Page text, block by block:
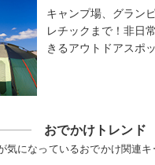
キャンプ場、グラン
レチックまで！非日
きるアウトドアスポ
おでかけトレンド
気になっているおでかけ関連キ